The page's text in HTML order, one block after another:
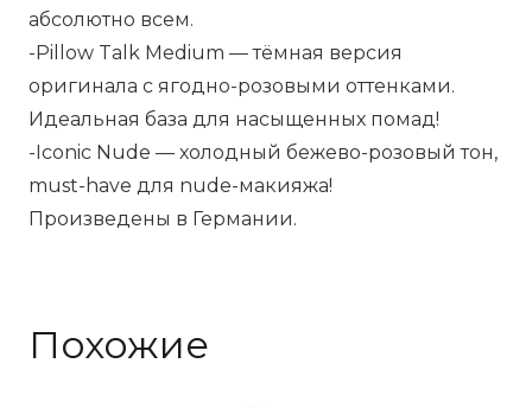
абсолютно всем.
-Pillow Talk Medium — тёмная версия
оригинала с ягодно-розовыми оттенками.
Идеальная база для насыщенных помад!
-Iconic Nude — холодный бежево-розовый тон,
must-have для nude-макияжа!
Произведены в Германии.
Похожие